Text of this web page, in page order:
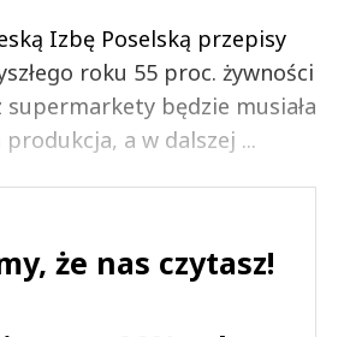
Izbę Poselską przepisy
roku 55 proc. żywności
będzie musiała
a w dalszej ...
że nas czytasz!